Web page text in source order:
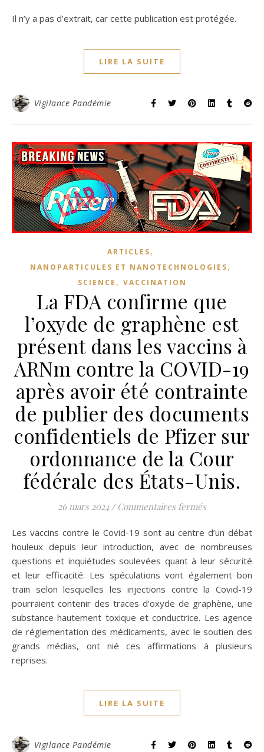
Il n’y a pas d’extrait, car cette publication est protégée.
LIRE LA SUITE
Vigilance Pandémie
ARTICLES,
NANOPARTICULES ET NANOTECHNOLOGIES,
SCIENCE , VACCINATION
La FDA confirme que
l’oxyde de graphène est
présent dans les vaccins à
ARNm contre la COVID-19
après avoir été contrainte
de publier des documents
confidentiels de Pfizer sur
ordonnance de la Cour
fédérale des États-Unis.
26 mars 2024 / Commentaires ferméssur La FDA
Les vaccins contre le Covid-19 sont au centre d’un débat
houleux depuis leur introduction, avec de nombreuses
questions et inquiétudes soulevées quant à leur sécurité
et leur efficacité. Les spéculations vont également bon
train selon lesquelles les injections contre la Covid-19
pourraient contenir des traces d’oxyde de graphène, une
substance hautement toxique et conductrice. Les agence
de réglementation des médicaments, avec le soutien des
grands médias, ont nié ces affirmations à plusieurs
reprises.
LIRE LA SUITE
Vigilance Pandémie